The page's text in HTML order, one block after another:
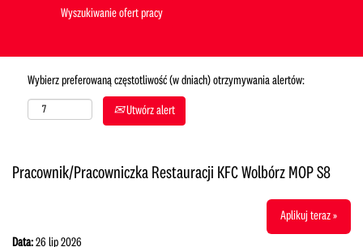
Wybierz preferowaną częstotliwość (w dniach) otrzymywania alertów:
Utwórz alert
Pracownik/Pracowniczka Restauracji KFC Wolbórz MOP S8
Aplikuj teraz »
Data:26 lip 2026